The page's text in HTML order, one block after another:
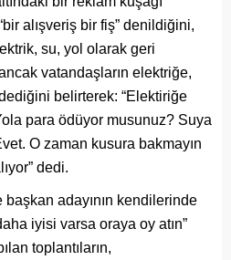
alışveriş bir fiş” denildiğini,
su, yol olarak geri
vatandaşların elektriğe,
belirterek: “Elektiriğe
para ödüyor musunuz? Suya
O zaman kusura bakmayın
dedi.
adayının kendilerinde
iyisi varsa oraya oy atın”
toplantıların,